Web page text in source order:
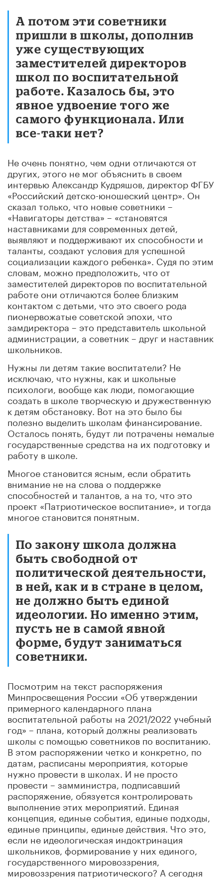
А потом эти советники
пришли в школы, дополнив
уже существующих
заместителей директоров
школ по воспитательной
работе. Казалось бы, это
явное удвоение того же
самого функционала. Или
все-таки нет?
Не очень понятно, чем одни отличаются от
других, этого не мог объяснить в своем
интервью Александр Кудряшов, директор ФГБУ
«Российский детско-юношеский центр». Он
сказал только, что новые советники –
«Навигаторы детства» – «становятся
наставниками для современных детей,
выявляют и поддерживают их способности и
таланты, создают условия для успешной
социализации каждого ребенка». Судя по этим
словам, можно предположить, что от
заместителей директоров по воспитательной
работе они отличаются более близким
контактом с детьми, что это своего рода
пионервожатые советской эпохи, что
замдиректора – это представитель школьной
администрации, а советник – друг и наставник
школьников.
Нужны ли детям такие воспитатели? Не
исключаю, что нужны, как и школьные
психологи, вообще как люди, помогающие
создать в школе творческую и дружественную
к детям обстановку. Вот на это было бы
полезно выделить школам финансирование.
Осталось понять, будут ли потрачены немалые
государственные средства на их подготовку и
работу в школе.
Многое становится ясным, если обратить
внимание не на слова о поддержке
способностей и талантов, а на то, что это
проект «Патриотическое воспитание», и тогда
многое становится понятным.
По закону школа должна
быть свободной от
политической деятельности,
в ней, как и в стране в целом,
не должно быть единой
идеологии. Но именно этим,
пусть не в самой явной
форме, будут заниматься
советники.
Посмотрим на текст распоряжения
Минпросвещения России «Об утверждении
примерного календарного плана
воспитательной работы на 2021/2022 учебный
год» – плана, который должны реализовать
школы с помощью советников по воспитанию.
В этом распоряжении четко и конкретно, по
датам, расписаны мероприятия, которые
нужно провести в школах. И не просто
провести – замминистра, подписавший
распоряжение, обязуется контролировать
выполнение этих мероприятий. Единая
концепция, единые события, единые подходы,
единые принципы, единые действия. Что это,
если не идеологическая индоктринация
школьников, формирование у них единого,
государственного мировоззрения,
мировоззрения патриотического? А сегодня